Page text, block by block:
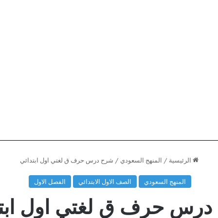
الرئيسية / المنهج السعودي / شرح درس حرف ق لغتي اول ابتدائي
المنهج السعودي الصف الاول الابتدائي الفصل الاول
حرف ق لغتي اول